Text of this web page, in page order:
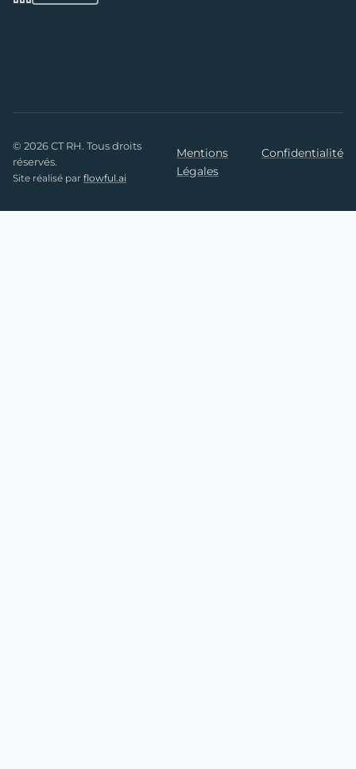
© 2026 CT RH. Tous droits
réservés.
Site réalisé par flowful.ai
Mentions
Légales
Confidentialité